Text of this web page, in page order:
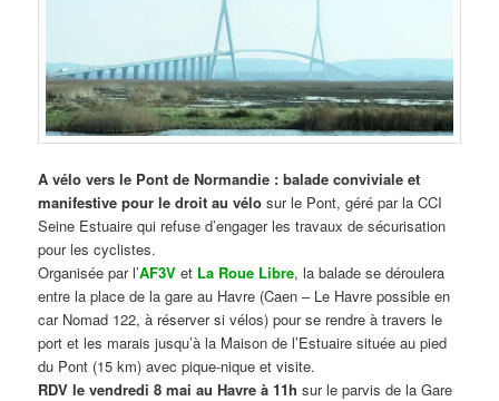
A vélo vers le Pont de Normandie : balade conviviale et
manifestive pour le droit au vélo sur le Pont, géré par la CCI
Seine Estuaire qui refuse d’engager les travaux de sécurisation
pour les cyclistes.
Organisée par l’AF3V et La Roue Libre, la balade se déroulera
entre la place de la gare au Havre (Caen – Le Havre possible en
car Nomad 122, à réserver si vélos) pour se rendre à travers le
port et les marais jusqu’à la Maison de l’Estuaire située au pied
du Pont (15 km) avec pique-nique et visite.
RDV le vendredi 8 mai au Havre à 11h sur le parvis de la Gare